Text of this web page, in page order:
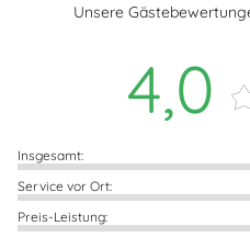
Unsere
4,0
Insgesamt:
Service vor Ort:
Preis-Leistung: